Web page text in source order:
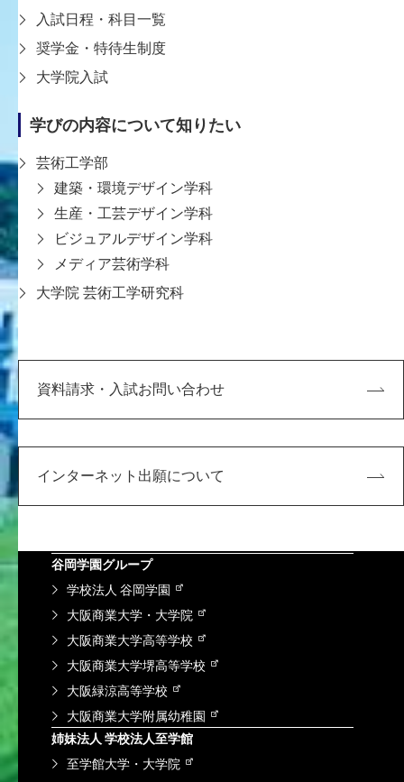
入試日程・科目一覧
奨学金・特待生制度
大学院入試
学びの内容について知りたい
芸術工学部
建築・環境デザイン学科
生産・工芸デザイン学科
ビジュアルデザイン学科
メディア芸術学科
大学院 芸術工学研究科
資料請求・入試お問い合わせ
インターネット出願について
教員一覧ページへ戻る
〒651-2196 神戸市西区学園西町8-1-1
8-1-1 Gakuennishi-machi,Nishi-ku,Kobe
651-2196 Japan
TEL:078-794-2112（代表）
教育
KDUポータル
谷岡学園グループ
学校法人 谷岡学園
大阪商業大学・大学院
大阪商業大学高等学校
大阪商業大学堺高等学校
大阪緑涼高等学校
大阪商業大学附属幼稚園
姉妹法人 学校法人至学館
至学館大学・大学院